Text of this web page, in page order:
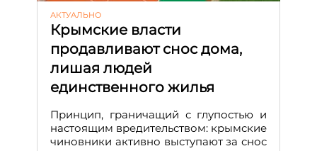
АКТУАЛЬНО
Крымские власти
продавливают снос дома,
лишая людей
единственного жилья
Принцип, граничащий с глупостью и
настоящим вредительством: крымские
чиновники активно выступают за снос